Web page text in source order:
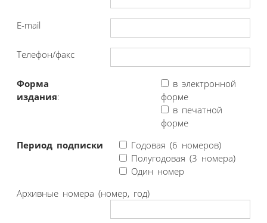
E-mail
Телефон/факс
Форма
издания:
в электронной
форме
в печатной
форме
Период подписки
Годовая (6 номеров)
Полугодовая (3 номера)
Один номер
Архивные номера (номер, год)